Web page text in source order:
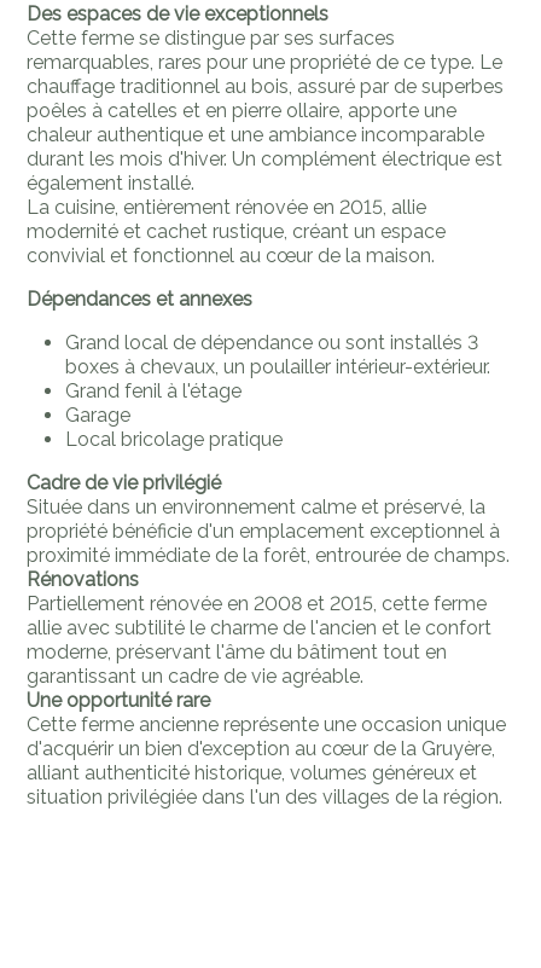
Des espaces de vie exceptionnels
Cette ferme se distingue par ses surfaces
remarquables, rares pour une propriété de ce type. Le
chauffage traditionnel au bois, assuré par de superbes
poêles à catelles et en pierre ollaire, apporte une
chaleur authentique et une ambiance incomparable
durant les mois d'hiver. Un complément électrique est
également installé.
La cuisine, entièrement rénovée en 2015, allie
modernité et cachet rustique, créant un espace
convivial et fonctionnel au cœur de la maison.
Dépendances et annexes
Grand local de dépendance ou sont installés 3
boxes à chevaux, un poulailler intérieur-extérieur.
Grand fenil à l'étage
Garage
Local bricolage pratique
Cadre de vie privilégié
Située dans un environnement calme et préservé, la
propriété bénéficie d'un emplacement exceptionnel à
proximité immédiate de la forêt, entrourée de champs.
Rénovations
Partiellement rénovée en 2008 et 2015, cette ferme
allie avec subtilité le charme de l'ancien et le confort
moderne, préservant l'âme du bâtiment tout en
garantissant un cadre de vie agréable.
Une opportunité rare
Cette ferme ancienne représente une occasion unique
d'acquérir un bien d'exception au cœur de la Gruyère,
alliant authenticité historique, volumes généreux et
situation privilégiée dans l'un des villages de la région.